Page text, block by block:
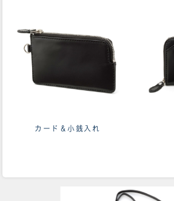
カード＆小銭入れ